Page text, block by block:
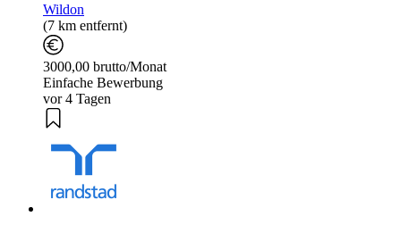
Wildon
(7 km entfernt)
3000,00 brutto/Monat
Einfache Bewerbung
vor 4 Tagen